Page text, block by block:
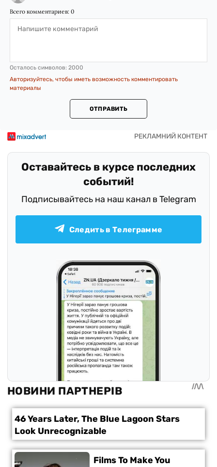
Всего комментариев: 0
Осталось символов: 2000
Авторизуйтесь, чтобы иметь возможность комментировать
материалы
ОТПРАВИТЬ
Оставайтесь в курсе последних
событий!
Подписывайтесь на наш канал в Telegram
Следить в Телеграмме